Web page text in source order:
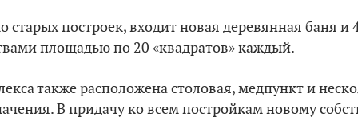
старых построек, входит новая деревянная баня
площадью по 20 «квадратов» каждый.
также расположена столовая, медпункт и
В придачу ко всем постройкам новому